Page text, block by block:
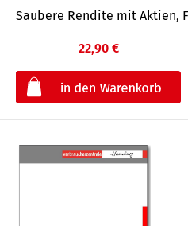
Saubere Rendite mit Aktien,
22,90 €